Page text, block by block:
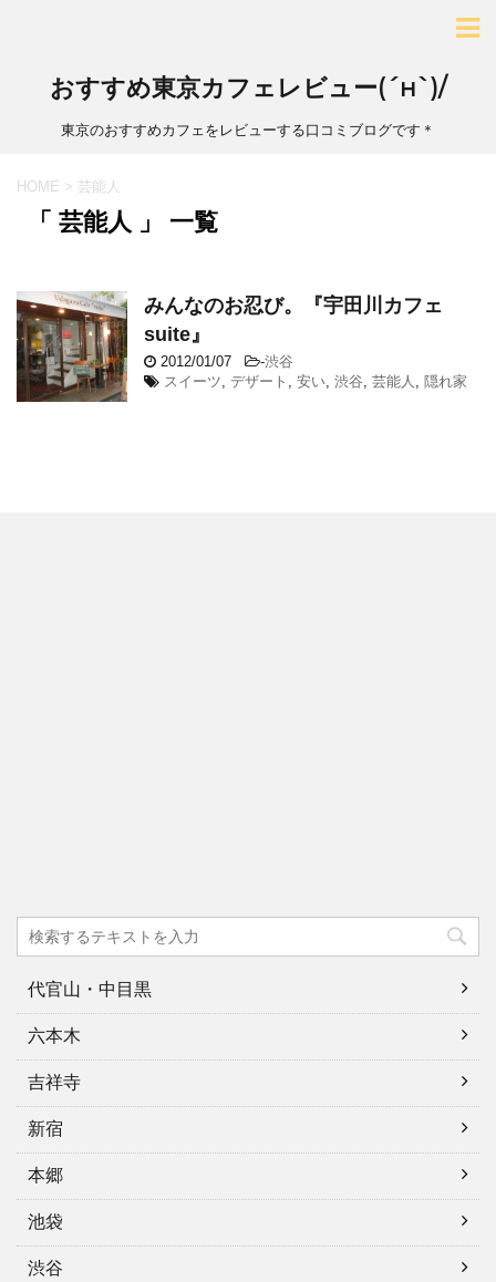
おすすめ東京カフェレビュー(´н`)/
東京のおすすめカフェをレビューする口コミブログです＊
HOME > 芸能人
「 芸能人 」 一覧
みんなのお忍び。『宇田川カフェ
suite』
2012/01/07 -渋谷
スイーツ, デザート , 安い, 渋谷, 芸能人 , 隠れ家
代官山・中目黒
六本木
吉祥寺
新宿
本郷
池袋
渋谷